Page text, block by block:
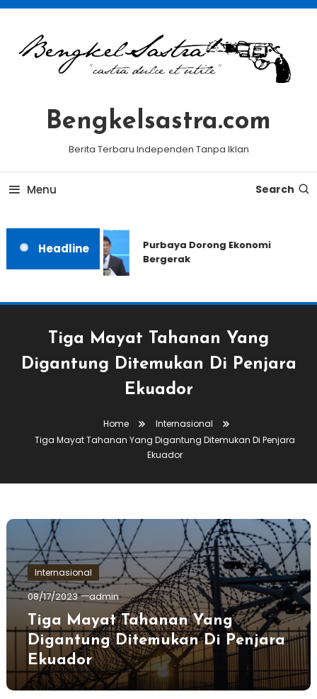
Skip
Content
Bengkelsastra.com
Berita Terbaru Independen Tanpa Iklan
Menu Search
Headline
Purbaya Dorong Ekonomi
Bergerak
Tiga Mayat Tahanan Yang
Digantung Ditemukan Di Penjara
Ekuador
Home
Internasional
Tiga Mayat Tahanan Yang Digantung Ditemukan Di Penjara
Ekuador
Internasional
08/17/2023 admin
Tiga Mayat Tahanan Yang
Digantung Ditemukan Di Penjara
Ekuador